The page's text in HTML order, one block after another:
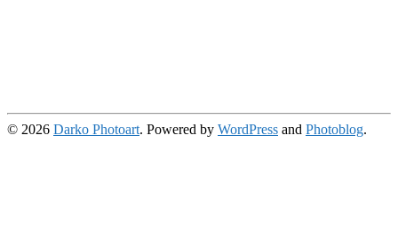
© 2026 Darko Photoart. Powered by WordPress and Photoblog.